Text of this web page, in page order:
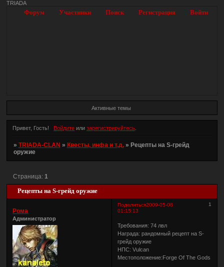
TRIADA
Форум Участники Поиск Регистрация Войти
Активные темы
Привет, Гость! Войдитеили зарегистрируйтесь.
» TRIADA-CLAN » Квесты, инфа и т.д. » Рецепты на S-грейд
оружие
Рецепты на S-грейд оружие
Страница: 1
Поделиться 1
2009-05-08
01:15:13
Рома
Администратор
Требования: 74 лвл
Награда: рандомный рецепт на S-
грейд оружие
НПС: Vulcan
Местоположение:Forge Of The Gods